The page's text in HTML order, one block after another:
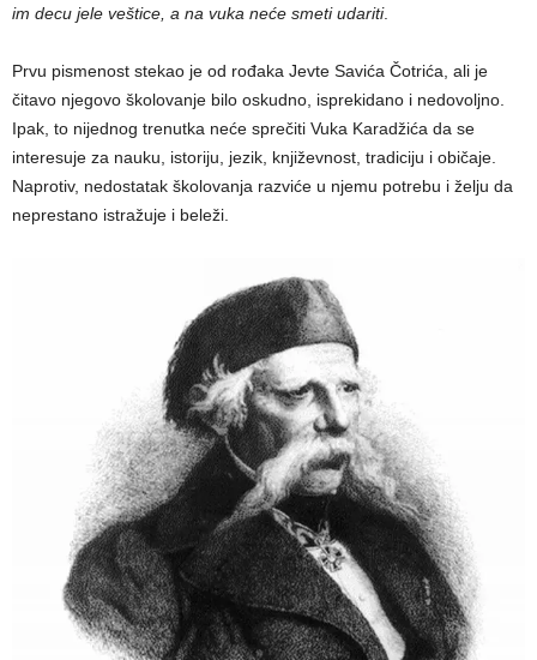
im decu jele veštice, a na vuka neće smeti udariti.
Prvu pismenost stekao je od rođaka Jevte Savića Čotrića, ali je
čitavo njegovo školovanje bilo oskudno, isprekidano i nedovoljno.
Ipak, to nijednog trenutka neće sprečiti Vuka Karadžića da se
interesuje za nauku, istoriju, jezik, književnost, tradiciju i običaje.
Naprotiv, nedostatak školovanja razviće u njemu potrebu i želju da
neprestano istražuje i beleži.